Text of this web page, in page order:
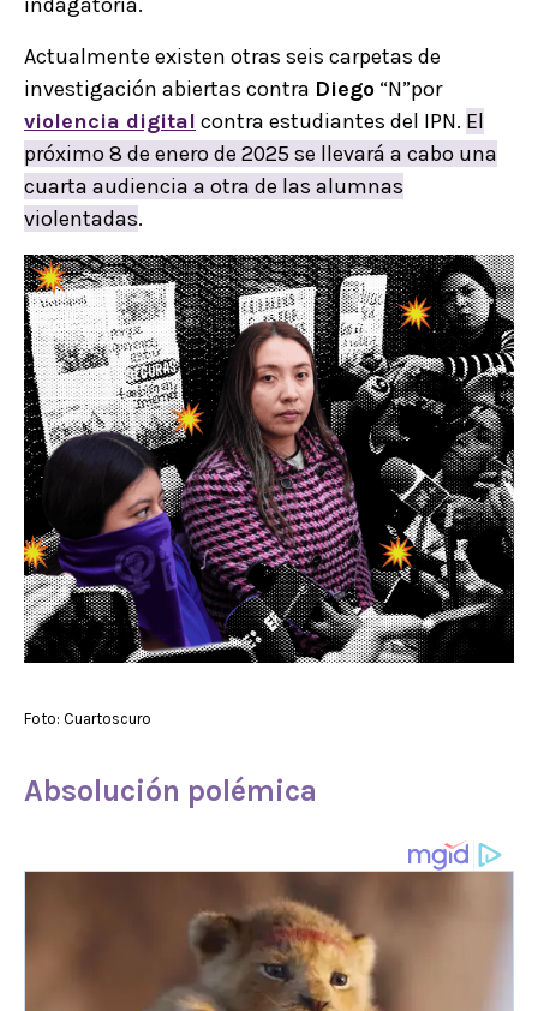
Actualmente existen otras seis carpetas de
investigación abiertas contra Diego “N”por
violencia digital contra estudiantes del IPN. El
próximo 8 de enero de 2025 se llevará a cabo una
cuarta audiencia a otra de las alumnas
violentadas.
Foto: Cuartoscuro
Absolución polémica